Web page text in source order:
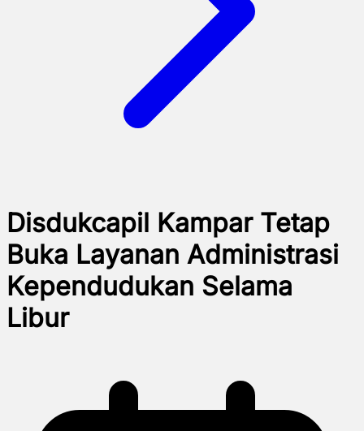
Disdukcapil Kampar Tetap
Buka Layanan Administrasi
Kependudukan Selama
Libur